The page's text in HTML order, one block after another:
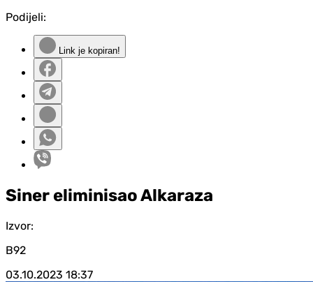
Podijeli:
Link je kopiran!
Siner eliminisao Alkaraza
Izvor:
B92
03.10.2023 18:37